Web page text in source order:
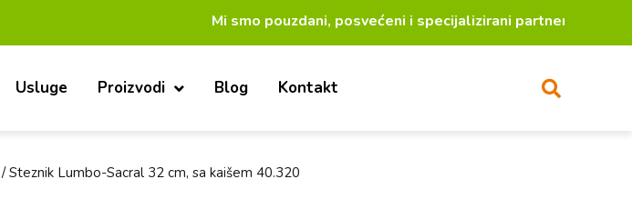
Mi smo pouzdani, posvećeni i specijalizirani partneri za lakši život –
Usluge Proizvodi Blog Kontakt
/ Steznik Lumbo-Sacral 32 cm, sa kaišem 40.320